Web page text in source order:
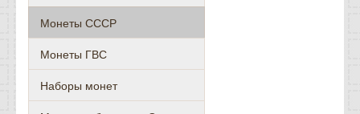
Монеты СССР
Монеты ГВС
Наборы монет